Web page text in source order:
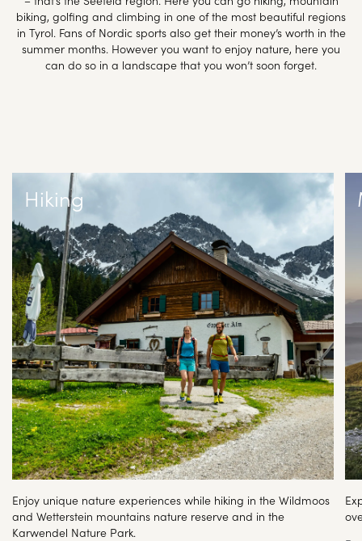
biking, golfing and climbing in one of the most beautiful regions
in Tyrol. Fans of Nordic sports also get their money’s worth in the
summer months. However you want to enjoy nature, here you
can do so in a landscape that you won’t soon forget.
Hiking
Enjoy unique nature experiences while hiking in the Wildmoos
and Wetterstein mountains nature reserve and in the
Karwendel Nature Park.